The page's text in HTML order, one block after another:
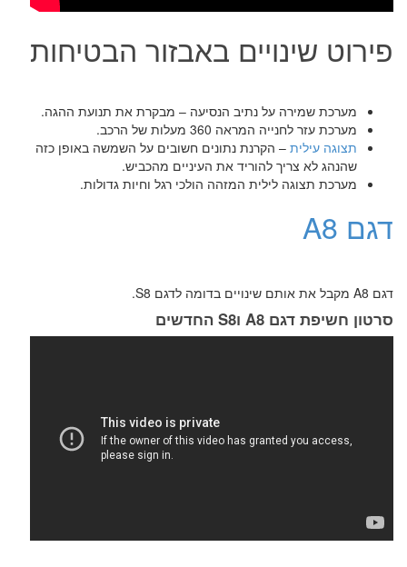
פירוט שינויים באבזור הבטיחות
מערכת שמירה על נתיב הנסיעה – מבקרת את תנועת ההגה.
מערכת עזר לחנייה המראה 360 מעלות של הרכב.
תצוגה עילית – הקרנת נתונים חשובים על השמשה באופן כזה
שהנהג לא צריך להוריד את העיניים מהכביש.
מערכת תצוגה לילית המזהה הולכי רגל וחיות גדולות.
דגם A8
דגם A8 מקבל את אותם שינויים בדומה לדגם S8.
סרטון חשיפת דגם A8 וS8 החדשים